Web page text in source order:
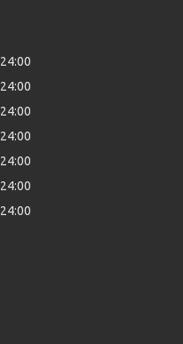
24:00
24:00
24:00
24:00
24:00
24:00
24:00